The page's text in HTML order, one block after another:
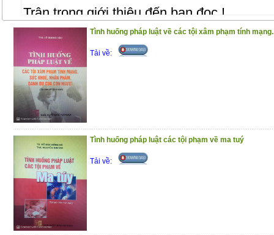
Trân trọng giới thiệu đến bạn đọc !
(25/12/2020)Tình huống pháp luật về các tội xâm phạm tính
Tải về:
Tình huống pháp luật các tội phạm về ma tuý
Tải về: